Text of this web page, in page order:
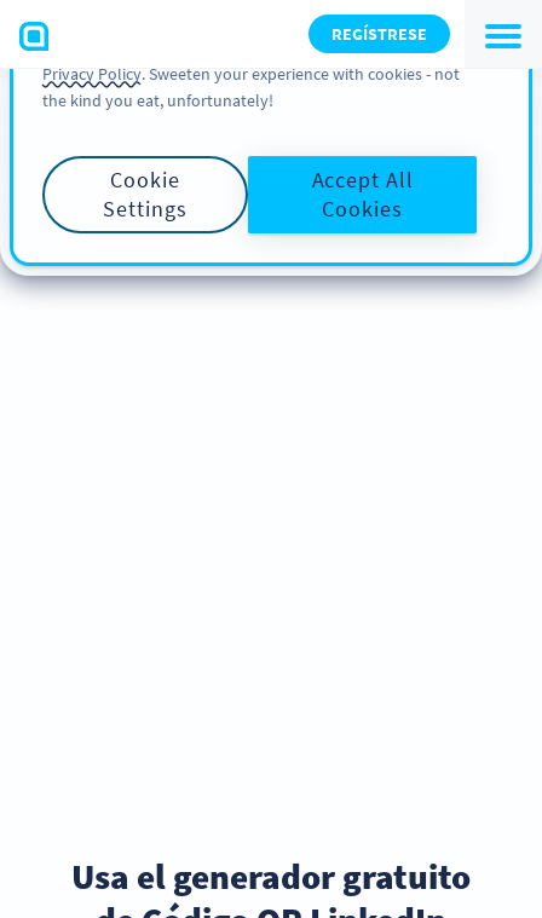
REGÍSTRESE
Usa el generador gratuito
You can also find more information about cookies, our
analytic activities and your rights in our Cookie Policy and
Privacy Policy. Sweeten your experience with cookies - not
the kind you eat, unfortunately!
Cookie
Settings
Accept All
Cookies